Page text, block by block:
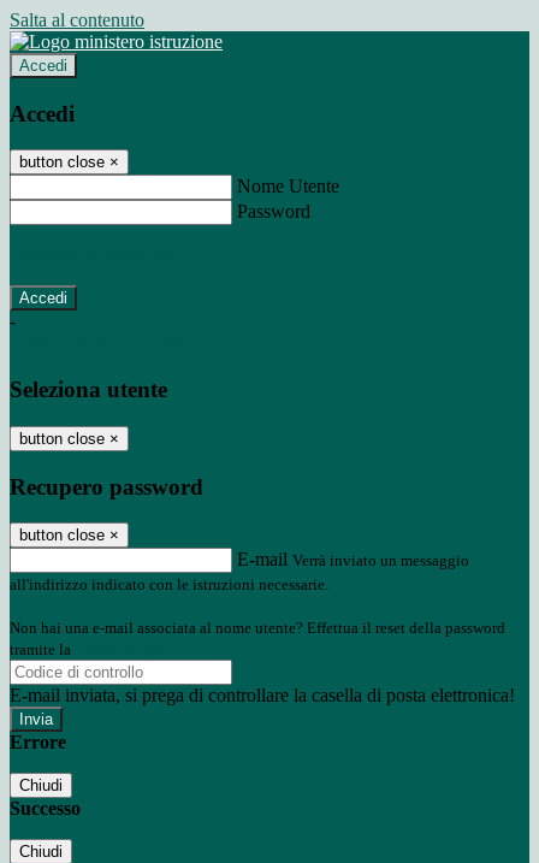
Salta al contenuto
Accedi
Accedi
button close ×
Nome Utente
Password
-
Seleziona utente
button close ×
Recupero password
button close ×
E-mail Verrà inviato un messaggio
all'indirizzo indicato con le istruzioni necessarie.
Non hai una e-mail associata al nome utente? Effettua il reset della password
tramite la
E-mail inviata, si prega di controllare la casella di posta elettronica!
Errore
Chiudi
Successo
Chiudi